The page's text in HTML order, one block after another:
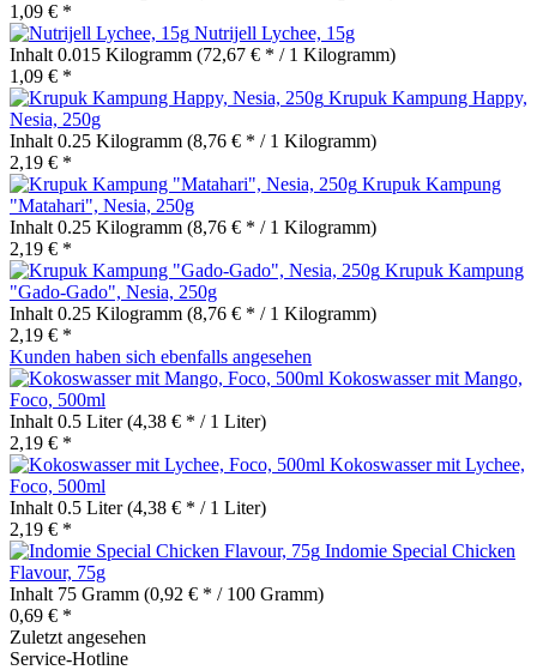
1,09 € *
Nutrijell Lychee, 15g
Inhalt 0.015 Kilogramm (72,67 € * / 1 Kilogramm)
1,09 € *
Krupuk Kampung Happy,
Nesia, 250g
Inhalt 0.25 Kilogramm (8,76 € * / 1 Kilogramm)
2,19 € *
Krupuk Kampung
"Matahari", Nesia, 250g
Inhalt 0.25 Kilogramm (8,76 € * / 1 Kilogramm)
2,19 € *
Krupuk Kampung
"Gado-Gado", Nesia, 250g
Inhalt 0.25 Kilogramm (8,76 € * / 1 Kilogramm)
2,19 € *
Kunden haben sich ebenfalls angesehen
Kokoswasser mit Mango,
Foco, 500ml
Inhalt 0.5 Liter(4,38 € * / 1 Liter)
2,19 € *
Kokoswasser mit Lychee,
Foco, 500ml
Inhalt 0.5 Liter(4,38 € * / 1 Liter)
2,19 € *
Indomie Special Chicken
Flavour, 75g
Inhalt 75 Gramm (0,92 € * / 100 Gramm)
0,69 € *
Zuletzt angesehen
Service-Hotline